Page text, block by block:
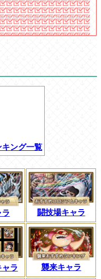
キング一覧
闘技場キャラ
ラ 襲来キャラ